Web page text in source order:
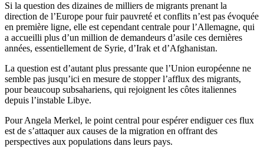
Si la question des dizaines de milliers de migrants prenant la
direction de l’Europe pour fuir pauvreté et conflits n’est pas évoquée
en première ligne, elle est cependant centrale pour l’Allemagne, qui
a accueilli plus d’un million de demandeurs d’asile ces dernières
années, essentiellement de Syrie, d’Irak et d’Afghanistan.
La question est d’autant plus pressante que l’Union européenne ne
semble pas jusqu’ici en mesure de stopper l’afflux des migrants,
pour beaucoup subsahariens, qui rejoignent les côtes italiennes
depuis l’instable Libye.
Pour Angela Merkel, le point central pour espérer endiguer ces flux
est de s’attaquer aux causes de la migration en offrant des
perspectives aux populations dans leurs pays.